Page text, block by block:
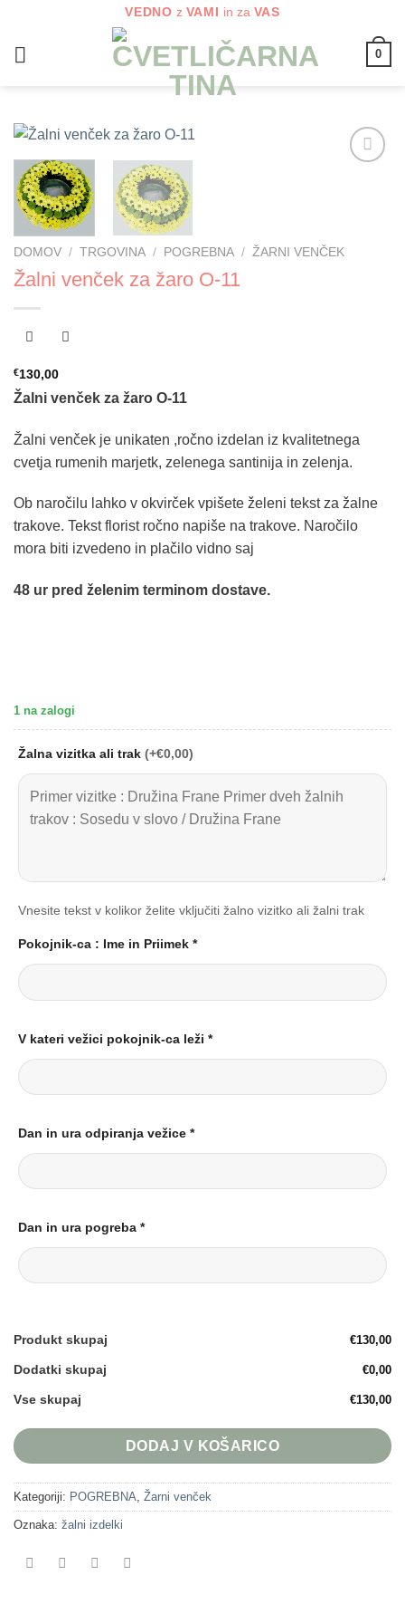
VEDNO z VAMI in za VAS
0
DOMOV / TRGOVINA / POGREBNA / ŽARNI VENČEK
Žalni venček za žaro O-11
€130,00
Žalni venček za žaro O-11
Žalni venček je unikaten ,ročno izdelan iz kvalitetnega
cvetja rumenih marjetk, zelenega santinija in zelenja.
Ob naročilu lahko v okvirček vpišete želeni tekst za žalne
trakove. Tekst florist ročno napiše na trakove. Naročilo
mora biti izvedeno in plačilo vidno saj
48 ur pred želenim terminom dostave.
1 na zalogi
Žalna vizitka ali trak (+€0,00)
Vnesite tekst v kolikor želite vključiti žalno vizitko ali žalni trak
Pokojnik-ca : Ime in Priimek *
V kateri vežici pokojnik-ca leži *
Dan in ura odpiranja vežice *
Dan in ura pogreba *
Produkt skupaj €130,00
Dodatki skupaj €0,00
Vse skupaj €130,00
DODAJ V KOŠARICO
Kategoriji: POGREBNA Žarni venček
Oznaka: žalni izdelki